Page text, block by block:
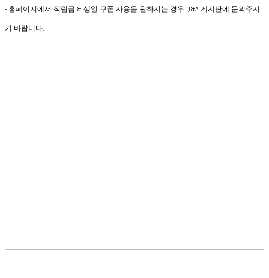
- 홈페이지에서 적립금 & 생일 쿠폰 사용을 원하시는 경우 Q&A 게시판에 문의주시
기 바랍니다.